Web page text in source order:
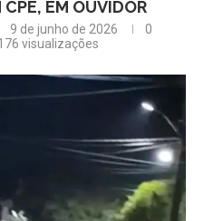
EM OUVIDOR
9 de junho de 2026
0
visualizações